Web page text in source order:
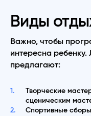
Виды
Важно, чтобы
интересна ребенку.
предлагают:
Творческие
сценическим
Спортивные